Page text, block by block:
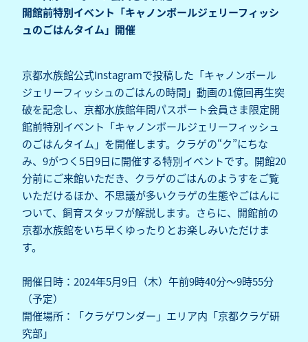
開館前特別イベント「キャノンボールジェリーフィッシ
ュのごはんタイム」開催
京都水族館公式Instagramで投稿した「キャノンボール
ジェリーフィッシュのごはんの時間」動画の1億回再生突
破を記念し、京都水族館年間パスポート会員さま限定開
館前特別イベント「キャノンボールジェリーフィッシュ
のごはんタイム」を開催します。クラゲの“ク”にちな
み、9がつく5日9日に開催する特別イベントです。開館20
分前にご来館いただき、クラゲのごはんのようすをご覧
いただけるほか、不思議が多いクラゲの生態やごはんに
ついて、飼育スタッフが解説します。さらに、開館前の
京都水族館をいち早くゆったりとお楽しみいただけま
す。
開催日時：2024年5月9日（木）午前9時40分～9時55分
（予定）
開催場所：「クラゲワンダー」エリア内「京都クラゲ研
究部」